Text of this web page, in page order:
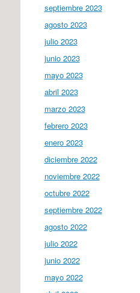
septiembre 2023
agosto 2023
julio 2023
junio 2023
mayo 2023
abril 2023
marzo 2023
febrero 2023
enero 2023
diciembre 2022
noviembre 2022
octubre 2022
septiembre 2022
agosto 2022
julio 2022
junio 2022
mayo 2022